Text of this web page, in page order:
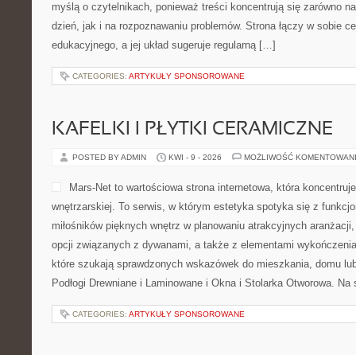
myślą o czytelnikach, ponieważ treści koncentrują się zarówno
dzień, jak i na rozpoznawaniu problemów. Strona łączy w sobie
edukacyjnego, a jej układ sugeruje regularną […]
CATEGORIES: ARTYKUŁY SPONSOROWANE
KAFELKI I PŁYTKI CERAMICZNE
POSTED BY ADMIN KWI - 9 - 2026 MOŻLIWOŚĆ
Mars-Net to wartościowa strona internetowa, która
wnętrzarskiej. To serwis, w którym estetyka spotyka się z
miłośników pięknych wnętrz w planowaniu atrakcyjnych
opcji związanych z dywanami, a także z elementami
które szukają sprawdzonych wskazówek do mieszkania, domu
Podłogi Drewniane i Laminowane i Okna i Stolarka Otworowa.
CATEGORIES: ARTYKUŁY SPONSOROWANE